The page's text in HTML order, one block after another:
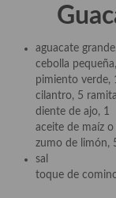
Cocina Polaca
Cocina Rusa
Cocina Sueca
Cocina Suiza
Cocina Turca
aguacate
cebolla
pimiento verde,
cilantro, 5
diente de ajo, 1
aceite de maíz
zumo de limón,
sal
toque de